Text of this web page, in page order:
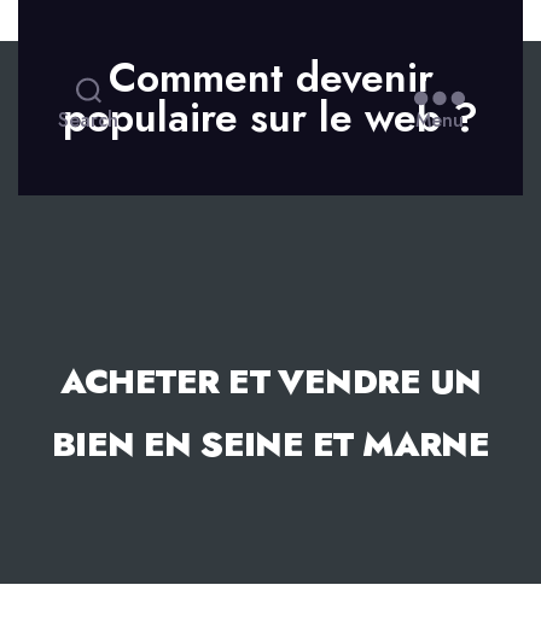
Search
Comment devenir
populaire sur le web ?
Menu
ACHETER ET VENDRE UN
BIEN EN SEINE ET MARNE